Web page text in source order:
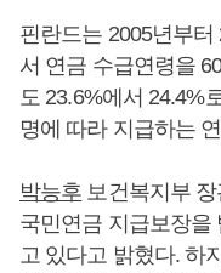
핀란드는 2005년부
서 연금 수급연령을
도 23.6%에서 24.4%
명에 따라 지급하는
박능후 보건복지부
국민연금 지급보장을
고 있다고 밝혔다. 하